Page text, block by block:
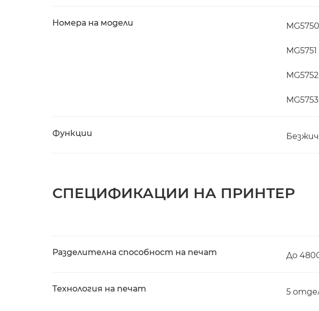
Номера на модели
Функции
СПЕЦИФИКАЦИИ НА ПРИНТЕР
Разделителна способност на печат До
Технология на печат 5